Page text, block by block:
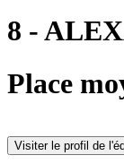
8 -
Place
Visiter le profil de